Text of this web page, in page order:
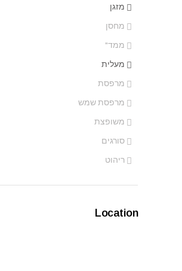
מזגן
מחסן
ממד"
מעלית
מרפסת
מרפסת שמש
משופצת
סורגים
ריהוט
Location